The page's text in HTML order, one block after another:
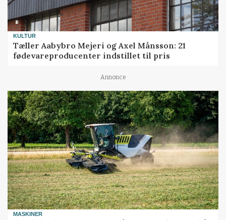
KULTUR
Tæller Aabybro Mejeri og Axel Månsson: 21
fødevareproducenter indstillet til pris
Annonce
MASKINER